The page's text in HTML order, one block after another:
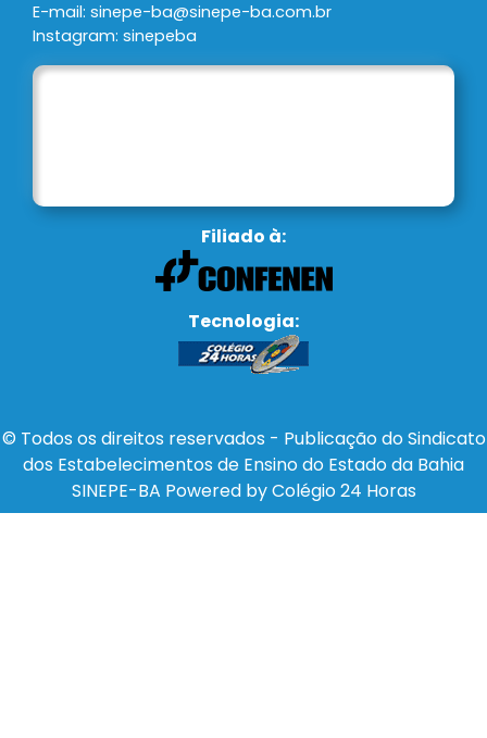
E-mail: sinepe-ba@sinepe-ba.com.br
Instagram: sinepeba
Filiado à:
Tecnologia:
© Todos os direitos reservados - Publicação do Sindicato
dos Estabelecimentos de Ensino do Estado da Bahia
SINEPE-BA Powered by Colégio 24 Horas